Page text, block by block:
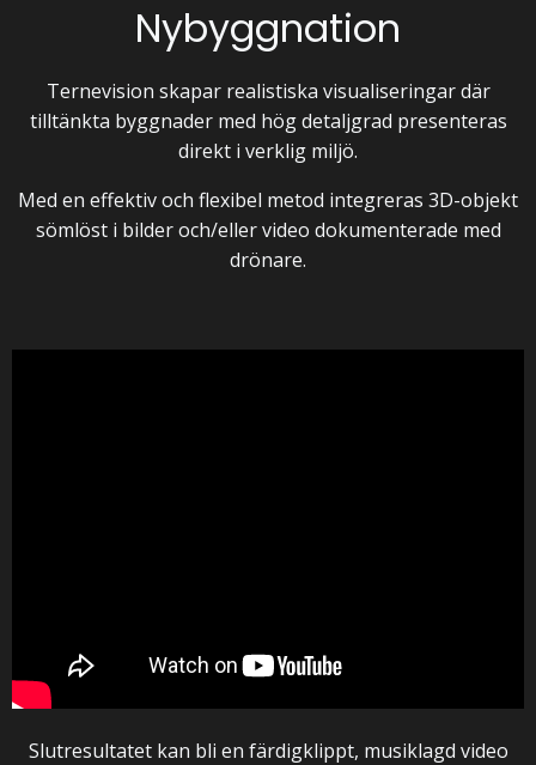
Nybyggnation
Ternevision skapar realistiska visualiseringar där
tilltänkta byggnader med hög detaljgrad presenteras
direkt i verklig miljö.
Med en effektiv och flexibel metod integreras 3D-objekt
sömlöst i bilder och/eller video dokumenterade med
drönare.
Slutresultatet kan bli en färdigklippt, musiklagd video